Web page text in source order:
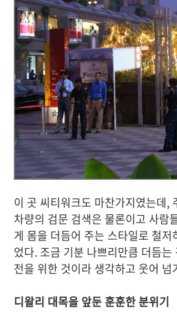
이 곳 씨티워크도 마찬가지였는데,
차량의 검문 검색은 물론이고 사람
게 몸을 더듬어 주는 스타일로 철
었다. 조금 기분 나쁘리만큼 더듬
전을 위한 것이라 생각하고 웃어 넘
디왈리 대목을 앞둔 훈훈한 분위기